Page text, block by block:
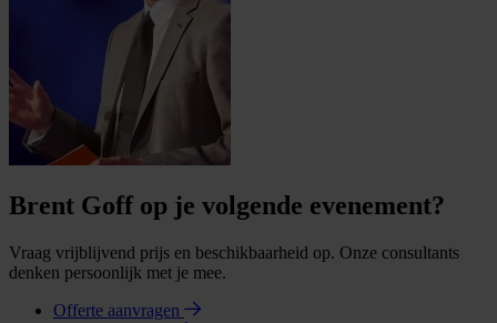
Brent Goff op je volgende evenement?
Vraag vrijblijvend prijs en beschikbaarheid op. Onze consultants
denken persoonlijk met je mee.
Offerte aanvragen